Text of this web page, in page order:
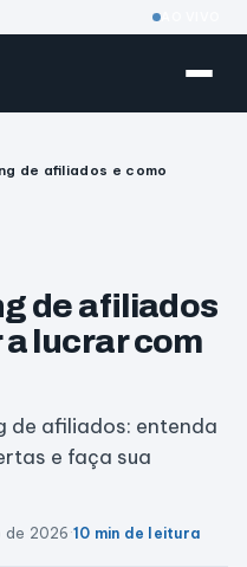
de afiliados e como
de afiliados
lucrar com
de afiliados: entenda
e faça sua
de 2026·10 min de leitura